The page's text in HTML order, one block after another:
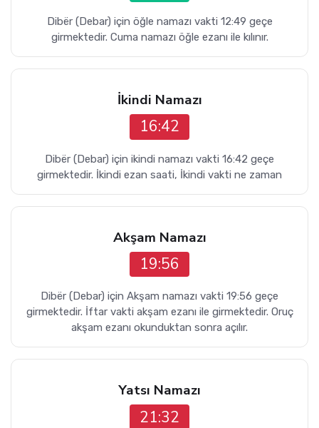
Dibër (Debar) için öğle namazı vakti 12:49 geçe
girmektedir. Cuma namazı öğle ezanı ile kılınır.
İkindi Namazı
16:42
Dibër (Debar) için ikindi namazı vakti 16:42 geçe
girmektedir. İkindi ezan saati, İkindi vakti ne zaman
Akşam Namazı
19:56
Dibër (Debar) için Akşam namazı vakti 19:56 geçe
girmektedir. İftar vakti akşam ezanı ile girmektedir. Oruç
akşam ezanı okunduktan sonra açılır.
Yatsı Namazı
21:32